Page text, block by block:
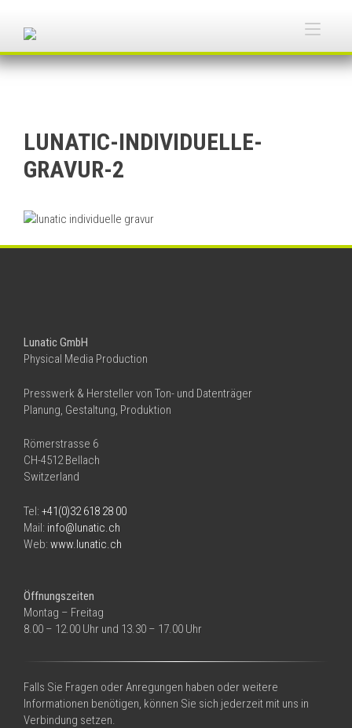
content
LUNATIC-INDIVIDUELLE-
GRAVUR-2
Lunatic GmbH
Physical Media Production
Presswerk & Hersteller von Ton- und Datenträger
Planung, Gestaltung, Produktion
Römerstrasse 6
CH-4512 Bellach
Switzerland
Tel: +41(0)32 618 28 00
Mail: info@lunatic.ch
Web: www.lunatic.ch
Öffnungszeiten
Montag – Freitag
8.00 – 12.00 Uhr und 13.30 – 17.00 Uhr
Falls Sie Fragen oder Anregungen haben oder weitere
Informationen benötigen, können Sie sich jederzeit mit uns in
Verbindung setzen.